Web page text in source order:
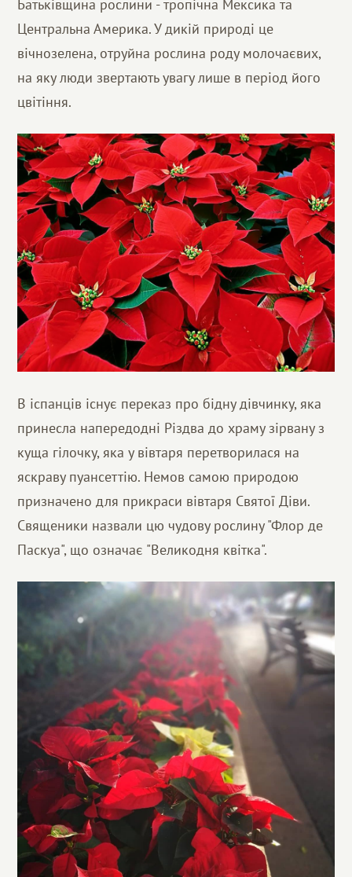
Батьківщина рослини - тропічна Мексика та
Центральна Америка. У дикій природі це
вічнозелена, отруйна рослина роду молочаєвих,
на яку люди звертають увагу лише в період його
цвітіння.
В іспанців існує переказ про бідну дівчинку, яка
принесла напередодні Різдва до храму зірвану з
куща гілочку, яка у вівтаря перетворилася на
яскраву пуансеттію. Немов самою природою
призначено для прикраси вівтаря Святої Діви.
Священики назвали цю чудову рослину "Флор де
Паскуа", що означає "Великодня квітка".